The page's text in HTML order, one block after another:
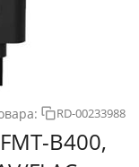
RD-00233988
B400,